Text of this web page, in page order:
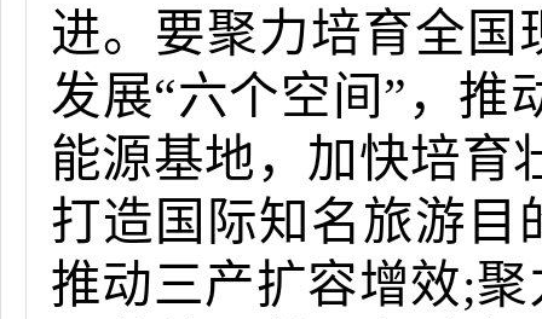
进。要聚力培育全国
发展“六个空间”，推
能源基地，加快培育
打造国际知名旅游目
推动三产扩容增效;